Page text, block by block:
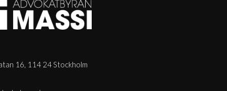
16, 114 24 Stockholm